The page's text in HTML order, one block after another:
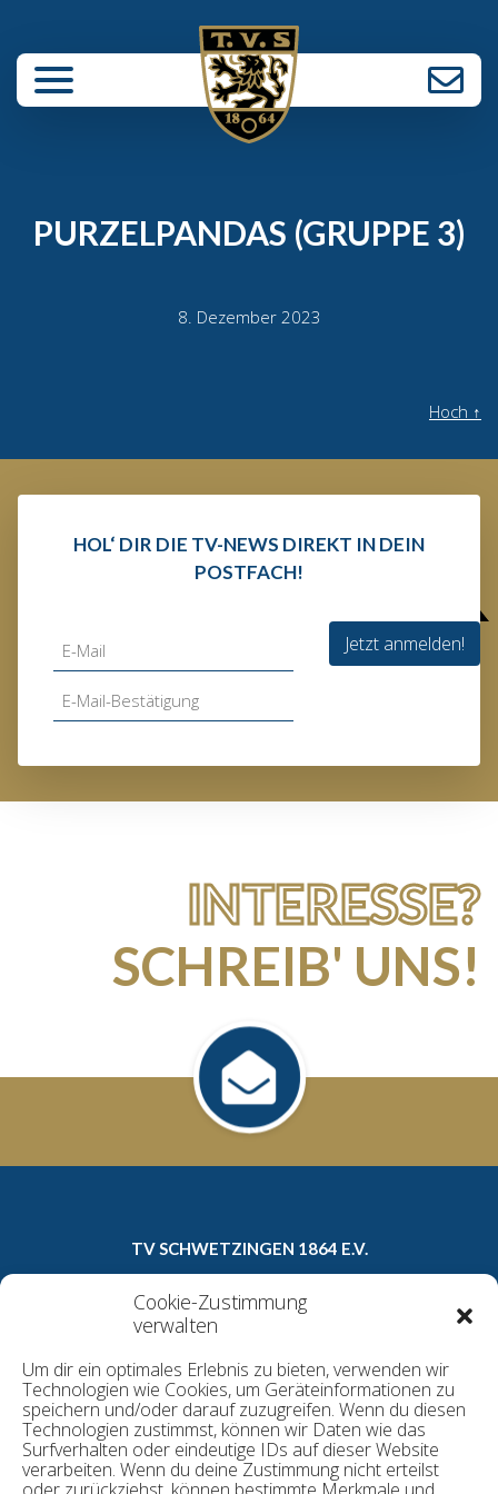
Cookie-Zustimmung
verwalten
Um dir ein optimales Erlebnis zu bieten, verwenden wir
Technologien wie Cookies, um Geräteinformationen zu
speichern und/oder darauf zuzugreifen. Wenn du diesen
Technologien zustimmst, können wir Daten wie das
Surfverhalten oder eindeutige IDs auf dieser Website
verarbeiten. Wenn du deine Zustimmung nicht erteilst
schließen
PURZELPANDAS (GRUPPE 3)
8. Dezember 2023
Hoch ↑
HOL‘ DIR DIE TV-NEWS DIREKT IN DEIN
POSTFACH!
Jetzt anmelden!
INTERESSE?
SCHREIB' UNS!
TV SCHWETZINGEN 1864 E.V.
Carl-Theodor-Straße 8a
68723 Schwetzingen
E-Mail:geschaeftsstelle@tv1864.de
Datenschutzerklärung
Kontakt